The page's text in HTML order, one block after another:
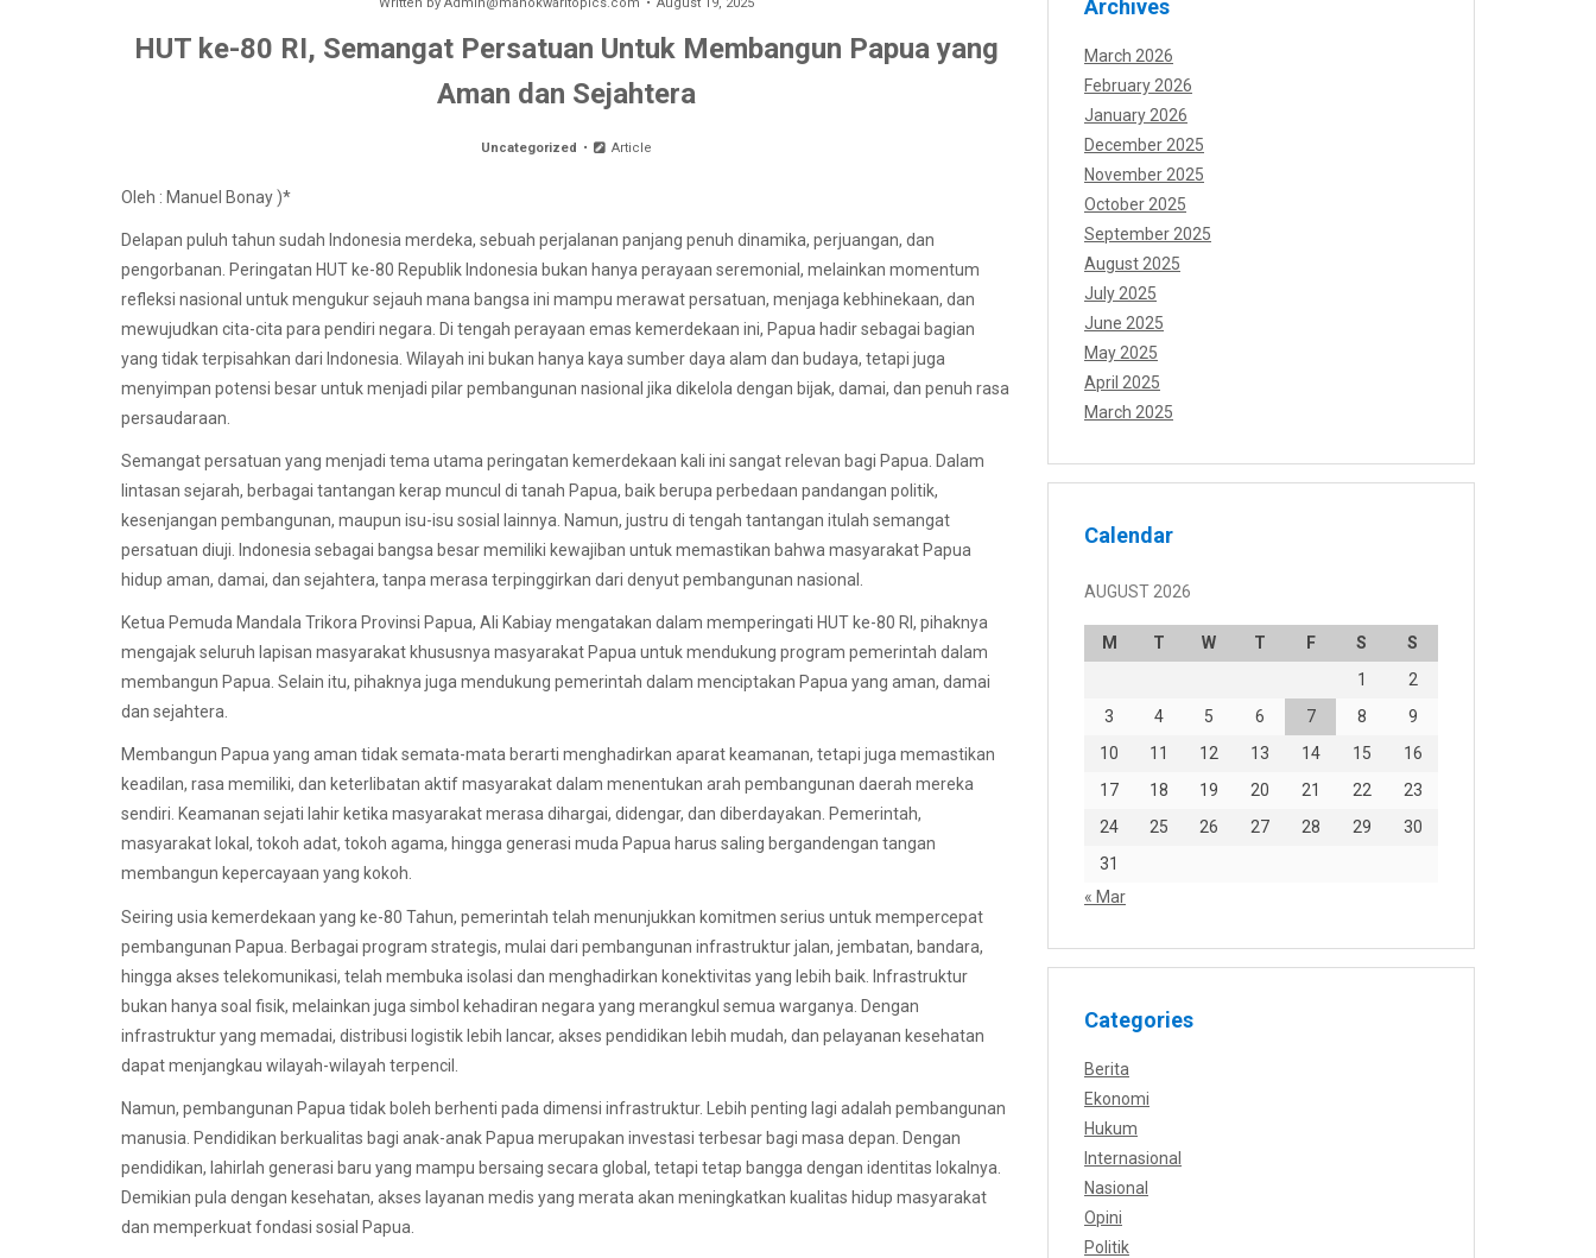
HUT ke-80 RI, Semangat Persatuan Untuk Membangun Papua yang
Aman dan Sejahtera
Uncategorized Article
Oleh : Manuel Bonay )*
Delapan puluh tahun sudah Indonesia merdeka, sebuah perjalanan panjang penuh dinamika, perjuangan, dan
pengorbanan. Peringatan HUT ke-80 Republik Indonesia bukan hanya perayaan seremonial, melainkan momentum
refleksi nasional untuk mengukur sejauh mana bangsa ini mampu merawat persatuan, menjaga kebhinekaan, dan
mewujudkan cita-cita para pendiri negara. Di tengah perayaan emas kemerdekaan ini, Papua hadir sebagai bagian
yang tidak terpisahkan dari Indonesia. Wilayah ini bukan hanya kaya sumber daya alam dan budaya, tetapi juga
menyimpan potensi besar untuk menjadi pilar pembangunan nasional jika dikelola dengan bijak, damai, dan penuh rasa
persaudaraan.
Semangat persatuan yang menjadi tema utama peringatan kemerdekaan kali ini sangat relevan bagi Papua. Dalam
lintasan sejarah, berbagai tantangan kerap muncul di tanah Papua, baik berupa perbedaan pandangan politik,
kesenjangan pembangunan, maupun isu-isu sosial lainnya. Namun, justru di tengah tantangan itulah semangat
persatuan diuji. Indonesia sebagai bangsa besar memiliki kewajiban untuk memastikan bahwa masyarakat Papua
hidup aman, damai, dan sejahtera, tanpa merasa terpinggirkan dari denyut pembangunan nasional.
Ketua Pemuda Mandala Trikora Provinsi Papua, Ali Kabiay mengatakan dalam memperingati HUT ke-80 RI, pihaknya
mengajak seluruh lapisan masyarakat khususnya masyarakat Papua untuk mendukung program pemerintah dalam
membangun Papua. Selain itu, pihaknya juga mendukung pemerintah dalam menciptakan Papua yang aman, damai
dan sejahtera.
Membangun Papua yang aman tidak semata-mata berarti menghadirkan aparat keamanan, tetapi juga memastikan
keadilan, rasa memiliki, dan keterlibatan aktif masyarakat dalam menentukan arah pembangunan daerah mereka
sendiri. Keamanan sejati lahir ketika masyarakat merasa dihargai, didengar, dan diberdayakan. Pemerintah,
masyarakat lokal, tokoh adat, tokoh agama, hingga generasi muda Papua harus saling bergandengan tangan
membangun kepercayaan yang kokoh.
Seiring usia kemerdekaan yang ke-80 Tahun, pemerintah telah menunjukkan komitmen serius untuk mempercepat
pembangunan Papua. Berbagai program strategis, mulai dari pembangunan infrastruktur jalan, jembatan, bandara,
hingga akses telekomunikasi, telah membuka isolasi dan menghadirkan konektivitas yang lebih baik. Infrastruktur
bukan hanya soal fisik, melainkan juga simbol kehadiran negara yang merangkul semua warganya. Dengan
infrastruktur yang memadai, distribusi logistik lebih lancar, akses pendidikan lebih mudah, dan pelayanan kesehatan
dapat menjangkau wilayah-wilayah terpencil.
Namun, pembangunan Papua tidak boleh berhenti pada dimensi infrastruktur. Lebih penting lagi adalah pembangunan
manusia. Pendidikan berkualitas bagi anak-anak Papua merupakan investasi terbesar bagi masa depan. Dengan
pendidikan, lahirlah generasi baru yang mampu bersaing secara global, tetapi tetap bangga dengan identitas lokalnya.
Demikian pula dengan kesehatan, akses layanan medis yang merata akan meningkatkan kualitas hidup masyarakat
dan memperkuat fondasi sosial Papua.
Archives
March 2026
February 2026
January 2026
December 2025
November 2025
October 2025
September 2025
August 2025
July 2025
June 2025
May 2025
April 2025
March 2025
Calendar
AUGUST 2026
M T W T F S
S
1
2
3
4 5 6 7 8
9
10
11 12 13 14 15
16
17
18 19 20 21 22
23
24
25 26 27 28 29
30
31
« Mar
Categories
Berita
Ekonomi
Hukum
Internasional
Nasional
Opini
Politik